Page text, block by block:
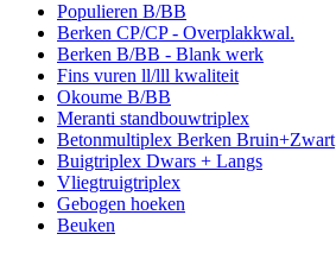
Populieren B/BB
Berken CP/CP - Overplakkwal.
Berken B/BB - Blank werk
Fins vuren ll/lll kwaliteit
Okoume B/BB
Meranti standbouwtriplex
Betonmultiplex Berken Bruin+Zwart
Buigtriplex Dwars + Langs
Vliegtruigtriplex
Gebogen hoeken
Beuken